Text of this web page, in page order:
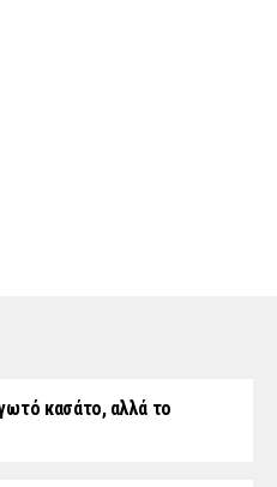
κασάτο, αλλά το